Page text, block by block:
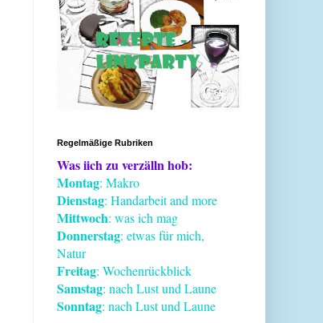
Regelmäßige Rubriken
Was iich zu verzälln hob:
Montag: Makro
Dienstag: Handarbeit and more
Mittwoch: was ich mag
Donnerstag: etwas für mich,
Natur
Freitag: Wochenrückblick
Samstag: nach Lust und Laune
Sonntag: nach Lust und Laune